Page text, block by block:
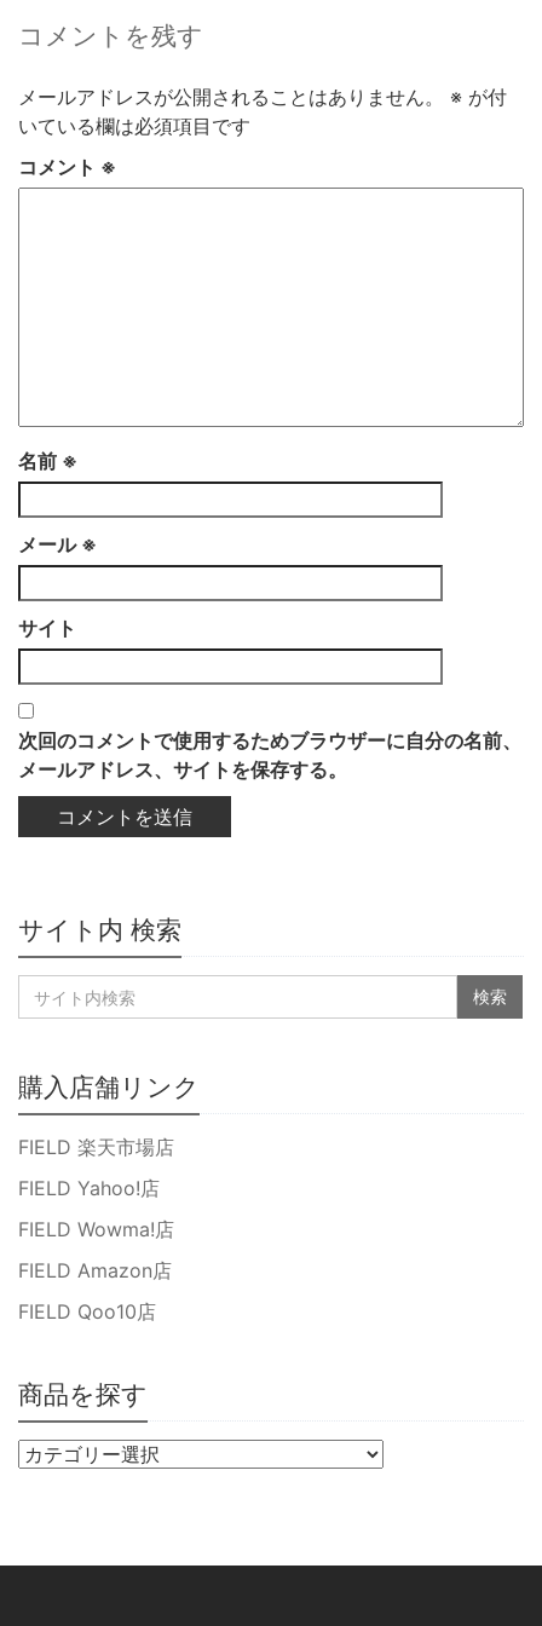
コメントを残す
メールアドレスが公開されることはありません。 ※ が付
いている欄は必須項目です
コメント ※
名前 ※
メール ※
サイト
次回のコメントで使用するためブラウザーに自分の名前、
メールアドレス、サイトを保存する。
サイト内 検索
購入店舗リンク
FIELD 楽天市場店
FIELD Yahoo!店
FIELD Wowma!店
FIELD Amazon店
FIELD Qoo10店
商品を探す